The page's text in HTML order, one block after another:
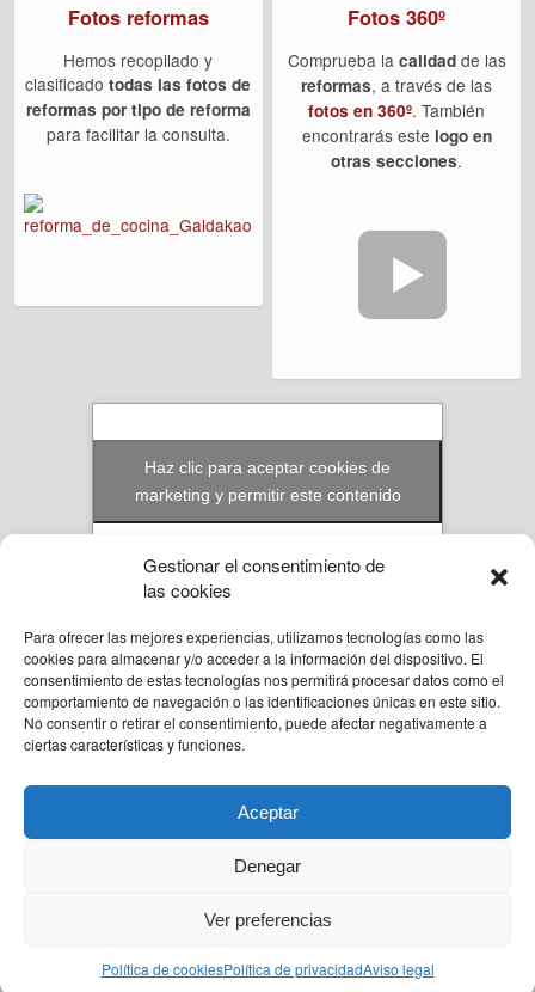
Gestionar el consentimiento de
las cookies
Para ofrecer las mejores experiencias, utilizamos tecnologías como las
cookies para almacenar y/o acceder a la información del dispositivo. El
consentimiento de estas tecnologías nos permitirá procesar datos como el
comportamiento de navegación o las identificaciones únicas en este sitio.
No consentir o retirar el consentimiento, puede afectar negativamente a
ciertas características y funciones.
Aceptar
Denegar
Ver preferencias
Política de cookiesPolítica de privacidadAviso legal
Fotos reformas
Hemos recopilado y
clasificadotodas las fotos de
reformas por tipo de reforma
para facilitar la consulta.
Fotos 360º
Comprueba la calidadde las
reformas, a través de las
fotos en 360º. También
encontrarás este logo en
otras secciones.
Haz clic para aceptar cookies de
marketing y permitir este contenido
© Reformas Unai Ordoñez 2023. Aita Santiago Onaindia 3D 2ºA Amorebieta,
Bizkaia.
636 94 58 57
unai@reformasunaiordo.com
Back to top
Diseño Web y Posicionamiento Web por Marketlan
Desktop